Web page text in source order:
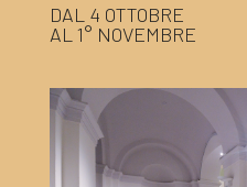
DAL 4 OTTOBRE
AL 1° NOVEMBRE